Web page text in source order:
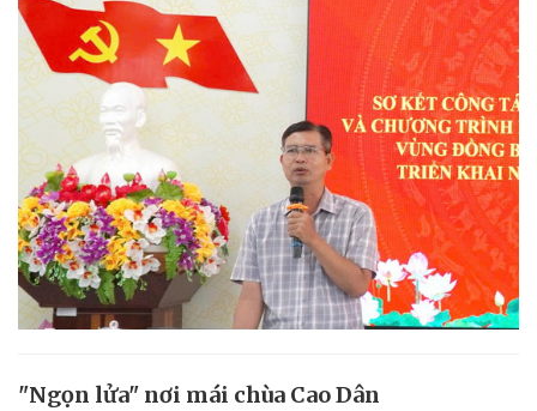
"Ngọn lửa" nơi mái chùa Cao Dân